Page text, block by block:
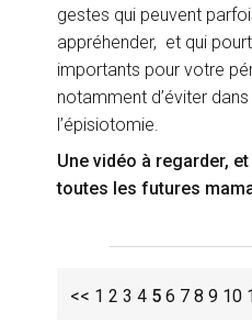
gestes qui peuvent
appréhender, et qui
importants pour votre
notamment d’éviter
l’épisiotomie.
Une vidéo à regarder,
toutes les futures
<< 1 2 3 4 5 6 7 8 9 10